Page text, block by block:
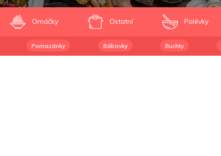
Omáčky Ostatní Polévky
Pomazánky Bábovky Buchty